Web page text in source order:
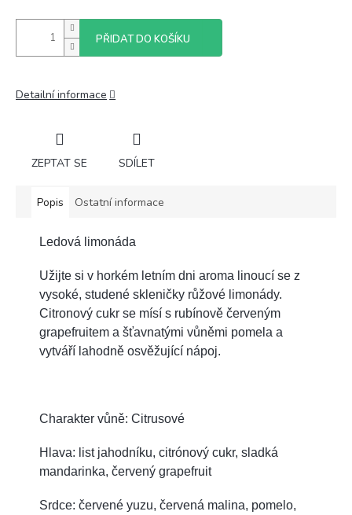
PŘIDAT DO KOŠÍKU
Detailní informace
ZEPTAT SE SDÍLET
Popis Ostatní informace
Ledová limonáda
Užijte si v horkém letním dni aroma linoucí se z
vysoké, studené skleničky růžové limonády.
Citronový cukr se mísí s rubínově červeným
grapefruitem a šťavnatými vůněmi pomela a
vytváří lahodně osvěžující nápoj.
Charakter vůně: Citrusové
Hlava: list jahodníku, citrónový cukr, sladká
mandarinka, červený grapefruit
Srdce: červené yuzu, červená malina, pomelo,